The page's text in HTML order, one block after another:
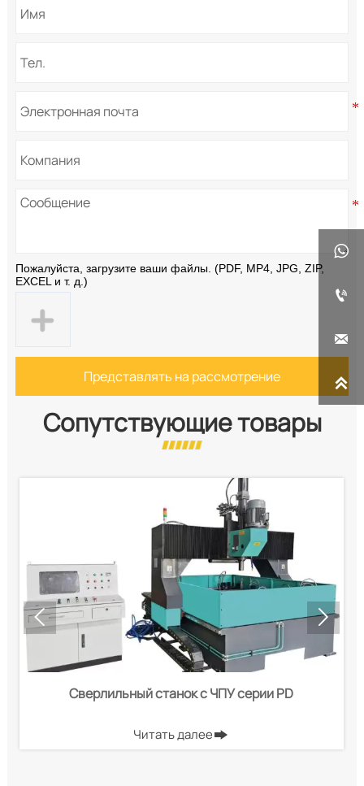
Пожалуйста, загрузите ваши файлы. (PDF, MP4, JPG, ZIP,
EXCEL и т. д.)
Представлять на рассмотрение
Сопутствующие товары
Сверлильный станок с ЧПУ серии PD
Читать далее
 



